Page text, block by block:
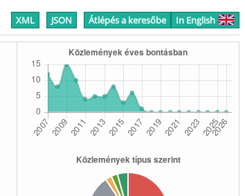
XML JSON Átlépés a keresőbe In English